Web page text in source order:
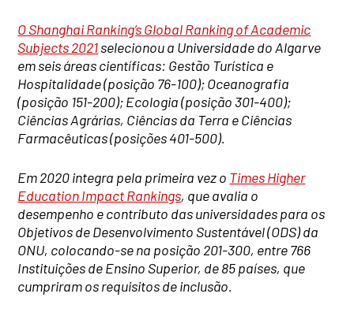
O Shanghai Ranking’s Global Ranking of Academic
Subjects 2021selecionou a Universidade do Algarve
em seis áreas científicas: Gestão Turística e
Hospitalidade (posição 76-100); Oceanografia
(posição 151-200); Ecologia (posição 301-400);
Ciências Agrárias, Ciências da Terra e Ciências
Farmacêuticas (posições 401-500).
Em 2020 integra pela primeira vez o Times Higher
Education Impact Rankings, que avalia o
desempenho e contributo das universidades para os
Objetivos de Desenvolvimento Sustentável (ODS) da
ONU, colocando-se na posição 201-300, entre 766
Instituições de Ensino Superior, de 85 países, que
cumpriram os requisitos de inclusão.